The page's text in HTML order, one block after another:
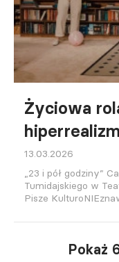
Życiowa
13.03.2026
„23 i pół godziny”
Tumidajskiego w
Pisze
Pokaż